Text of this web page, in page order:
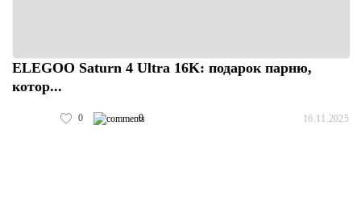
ELEGOO Saturn 4 Ultra 16K: подарок парню,
котор...
0 0 16.11.2025